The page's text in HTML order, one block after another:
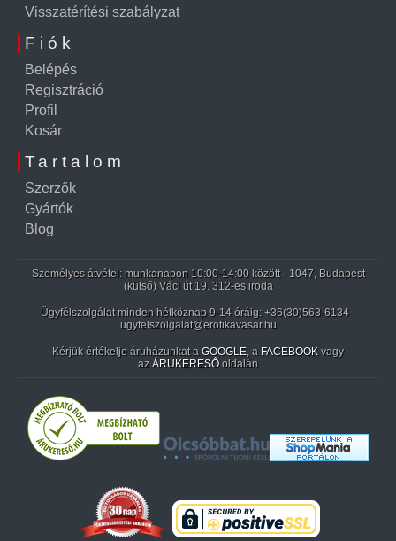
Visszatérítési szabályzat
Fiók
Belépés
Regisztráció
Profil
Kosár
Tartalom
Szerzők
Gyártók
Blog
Személyes átvétel: munkanapon 10:00-14:00 között · 1047, Budapest
(külső) Váci út 19. 312-es iroda
Ügyfélszolgálat minden hétköznap 9-14 óráig: +36(30)563-6134 ·
ugyfelszolgalat@erotikavasar.hu
Kérjük értékelje áruházunkat a GOOGLE, a FACEBOOK vagy
az ÁRUKERESŐ oldalán